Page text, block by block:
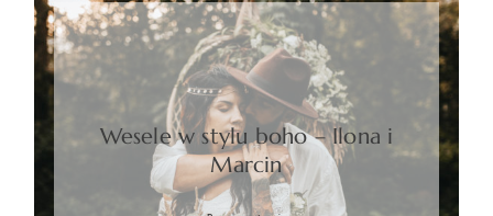
Wesele w stylu boho – Ilona i
Marcin